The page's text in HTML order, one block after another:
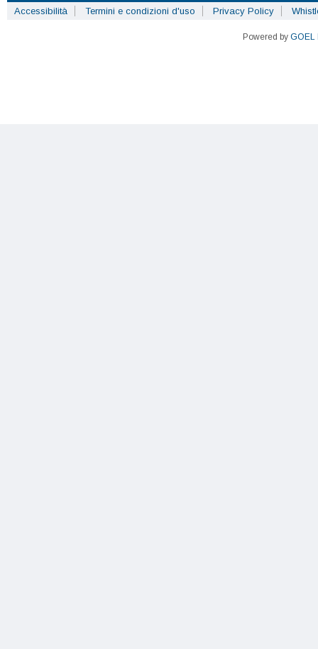
Accessibilità Termini e condizioni d'uso Privacy Policy
Powered by GOEL